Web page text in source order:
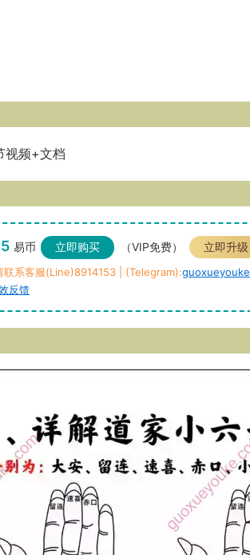
视频+文档
易币 立即购买 （VIP免费） 立即升级
联系客服(Line)8914153 | (Telegram):guoxueyouke
反馈